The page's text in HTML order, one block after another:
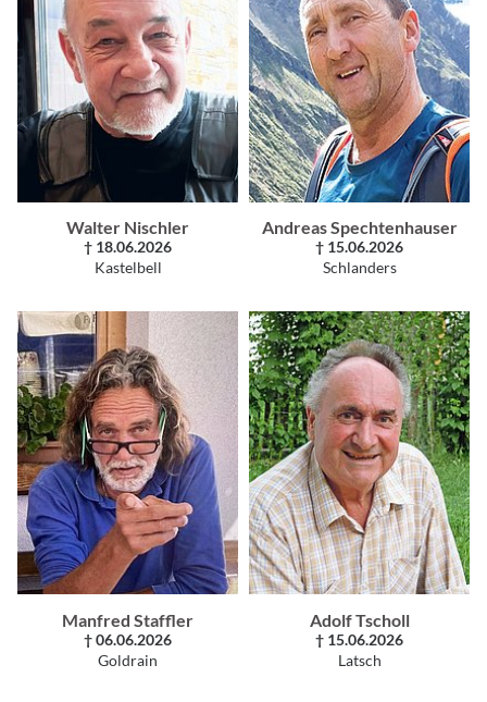
Walter Nischler
† 18.06.2026
Kastelbell
Andreas Spechtenhauser
† 15.06.2026
Schlanders
Manfred Staffler
† 06.06.2026
Goldrain
Adolf Tscholl
† 15.06.2026
Latsch